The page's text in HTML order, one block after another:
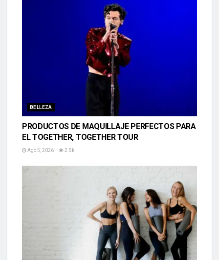
BELLEZA
PRODUCTOS DE MAQUILLAJE PERFECTOS PARA
EL TOGETHER, TOGETHER TOUR
Ago 5, 2026 2.5k